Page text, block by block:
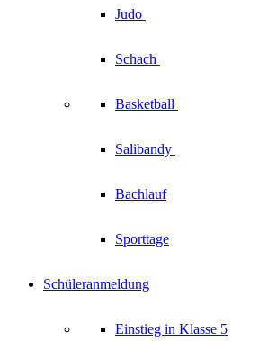
Judo
Schach
Basketball
Salibandy
Bachlauf
Sporttage
Schüleranmeldung
Einstieg in Klasse 5